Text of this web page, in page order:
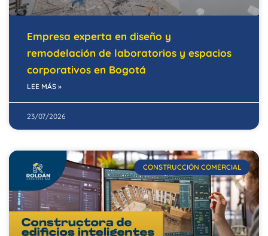
Empresa experta en diseño y
remodelación de laboratorios y espacios
corporativos en Bogotá
LEE MÁS »
23/07/2026
CONSTRUCCIÓN COMERCIAL